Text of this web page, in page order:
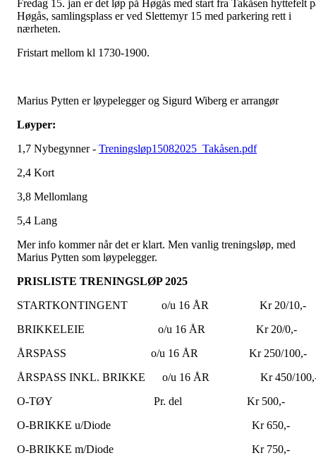
Fredag 15. jan er det løp på Høgås med start fra Takåsen hyttefelt
Høgås, samlingsplass er ved Slettemyr 15 med parkering rett i
nærheten.
Fristart mellom kl 1730-1900.
Marius Pytten er løypelegger og Sigurd Wiberg er arrangør
Løyper:
1,7 Nybegynner - Treningsløp15082025_Takåsen.pdf
2,4 Kort
3,8 Mellomlang
5,4 Lang
Mer info kommer når det er klart. Men vanlig treningsløp, med
Marius Pytten som løypelegger.
PRISLISTE TRENINGSLØP 2025
STARTKONTINGENT o/u 16 ÅR Kr 20/10,-
BRIKKELEIE o/u 16 ÅR Kr 20/0,-
ÅRSPASS o/u 16 ÅR Kr 250/100,-
ÅRSPASS INKL. BRIKKE o/u 16 ÅR Kr 450/
O-TØY Pr. del Kr 500,-
O-BRIKKE u/Diode Kr 650,-
O-BRIKKE m/Diode Kr 750,-